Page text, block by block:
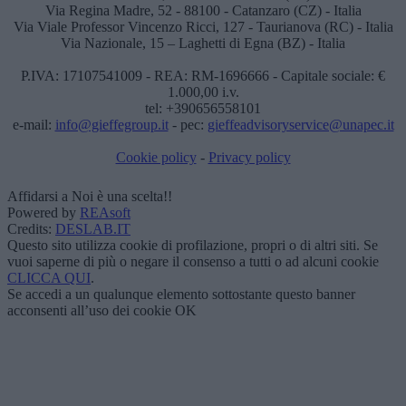
Via Regina Madre, 52 - 88100 - Catanzaro (CZ) - Italia
Via Viale Professor Vincenzo Ricci, 127 - Taurianova (RC) - Italia
Via Nazionale, 15 – Laghetti di Egna (BZ) - Italia
P.IVA: 17107541009 - REA: RM-1696666 - Capitale sociale: €
1.000,00 i.v.
tel: +390656558101
e-mail: info@gieffegroup.it- pec: gieffeadvisoryservice@unapec.it
Cookie policy- Privacy policy
Affidarsi a Noi è una scelta!!
Powered by REAsoft
Credits: DESLAB.IT
Questo sito utilizza cookie di profilazione, propri o di altri siti. Se
vuoi saperne di più o negare il consenso a tutti o ad alcuni cookie
CLICCA QUI.
Se accedi a un qualunque elemento sottostante questo banner
acconsenti all’uso dei cookie OK